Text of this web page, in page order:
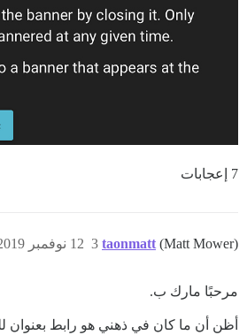
7 إعجابات
taonmatt (Matt Mower) 12 نوفمبر 2019، 11:27ص 3
مرحبًا مارك ب.
أظن أن ما كان في ذهني هو رابط بعنوان